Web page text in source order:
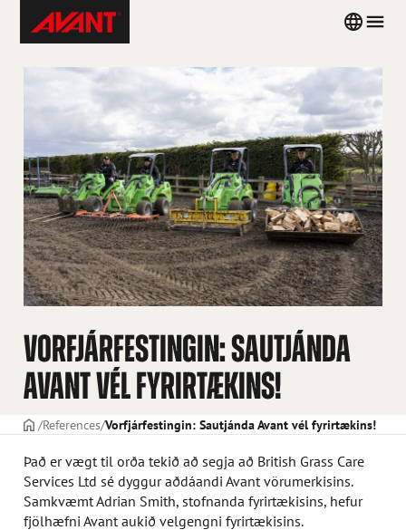
content
Avant
Tecno
Iceland
Country
VORFJÁRFESTINGIN: SAUTJÁNDA
AVANT VÉL FYRIRTÆKINS!
Frontpage
References Vorfjárfestingin: Sautjánda Avant vél fyrirtækins!
Það er vægt til orða tekið að segja að British Grass Care
Services Ltd sé dyggur aðdáandi Avant vörumerkisins.
Samkvæmt Adrian Smith, stofnanda fyrirtækisins, hefur
fjölhæfni Avant aukið velgengni fyrirtækisins.